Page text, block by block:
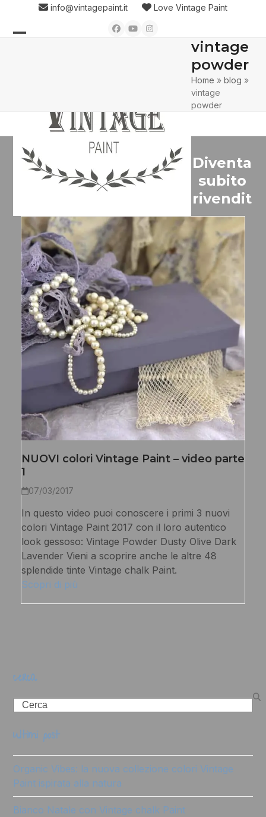
content
info@vintagepaint.it Love Vintage Paint
Facebook
YouTubeInstagram
vintage
powder
Home »blog »
vintage
powder
NUOVI colori Vintage Paint – video parte
1
07/03/2017
In questo video puoi conoscere i primi 3 nuovi
colori Vintage Paint 2017 con il loro autentico
look gessoso: Vintage Powder Dusty Olive Dark
Lavender Vieni a scoprire anche le altre 48
splendide tinte Vintage chalk Paint.
Scopri di più
cerca
Search
ultimi post
Organic Vibes: la nuova collezione colori Vintage
Paint ispirata alla natura
Bianco Natale con Vintage chalk Paint
Diventa
subito
rivendit